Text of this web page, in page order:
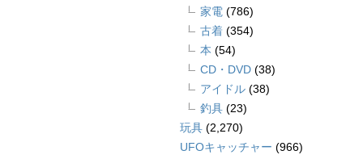
家電 (786)
古着 (354)
本 (54)
CD・DVD (38)
アイドル (38)
釣具 (23)
玩具 (2,270)
UFOキャッチャー (966)